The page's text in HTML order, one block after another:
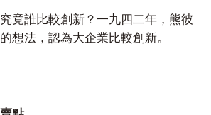
竟誰比較創新？一九四二年，熊彼
想法，認為大企業比較創新。